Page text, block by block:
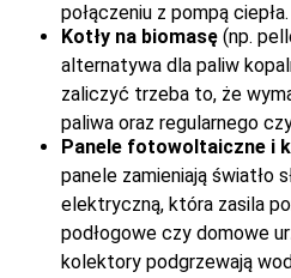
połączeniu z pompą ciepła.
Kotły na biomasę (np.
alternatywa dla paliw
zaliczyć trzeba to, że
paliwa oraz regularnego
Panele fotowoltaiczne i
panele zamieniają światło
elektryczną, która zasila
podłogowe czy domowe
kolektory podgrzewają